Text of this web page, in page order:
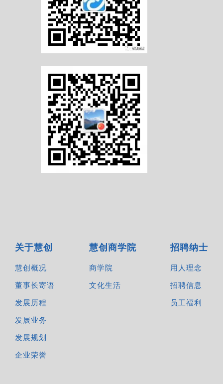
关于慧创
慧创概况
董事长寄语
发展历程
发展业务
发展规划
企业荣誉
慧创商学院
商学院
文化生活
招聘纳士
用人理念
招聘信息
员工福利